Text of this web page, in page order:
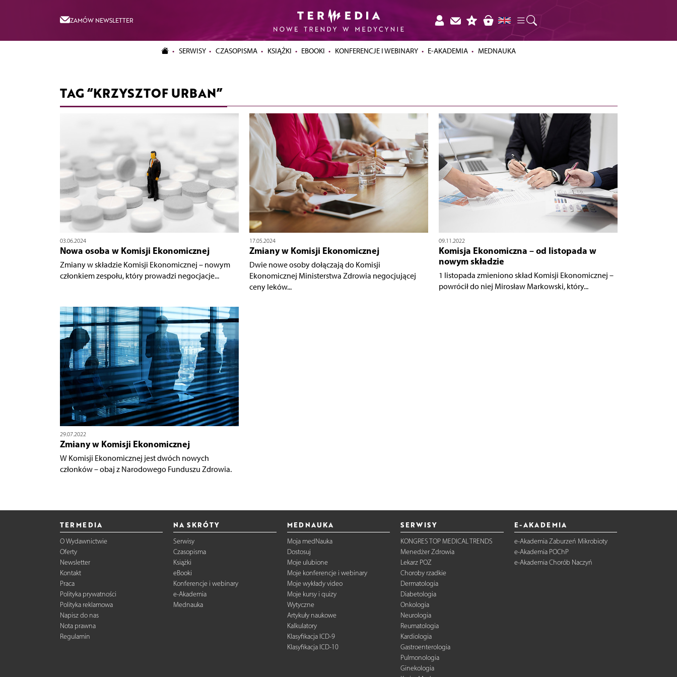
ZAMÓW NEWSLETTER
SERWISY CZASOPISMA KSIĄŻKI EBOOKI KONFERENCJE I WEBINARY E-AKADEMIA MEDNAUKA
TAG “KRZYSZTOF URBAN”
03.06.2024
Nowa osoba w Komisji Ekonomicznej
Zmiany w składzie Komisji Ekonomicznej – nowym
członkiem zespołu, który prowadzi negocjacje...
17.05.2024
Zmiany w Komisji Ekonomicznej
Dwie nowe osoby dołączają do Komisji
Ekonomicznej Ministerstwa Zdrowia negocjującej
ceny leków...
09.11.2022
Komisja Ekonomiczna – od listopada w
nowym składzie
1 listopada zmieniono skład Komisji Ekonomicznej –
powrócił do niej Mirosław Markowski, który...
29.07.2022
Zmiany w Komisji Ekonomicznej
W Komisji Ekonomicznej jest dwóch nowych
członków – obaj z Narodowego Funduszu Zdrowia.
TERMEDIA
O Wydawnictwie
Oferty
Newsletter
Kontakt
Praca
Polityka prywatności
Polityka reklamowa
Napisz do nas
Nota prawna
Regulamin
NA SKRÓTY
Serwisy
Czasopisma
Książki
eBooki
Konferencje i webinary
e-Akademia
Mednauka
MEDNAUKA
Moja medNauka
Dostosuj
Moje ulubione
Moje konferencje i webinary
Moje wykłady video
Moje kursy i quizy
Wytyczne
Artykuły naukowe
Kalkulatory
Klasyfikacja ICD-9
Klasyfikacja ICD-10
SERWISY
KONGRES TOP MEDICAL TRENDS
Menedżer Zdrowia
Lekarz POZ
Choroby rzadkie
Dermatologia
Diabetologia
Onkologia
Neurologia
Reumatologia
Kardiologia
Gastroenterologia
Pulmonologia
Ginekologia
E-AKADEMIA
e-Akademia Zaburzeń Mikrobioty
e-Akademia POChP
e-Akademia Chorób Naczyń